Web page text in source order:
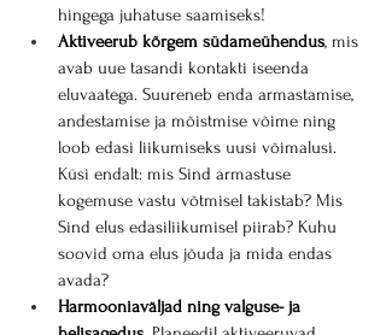
hingega juhatuse saamiseks!
Aktiveerub kõrgem südameühendus, mis
avab uue tasandi kontakti iseenda
eluvaatega. Suureneb enda armastamise,
andestamise ja mõistmise võime ning
loob edasi liikumiseks uusi võimalusi.
Küsi endalt: mis Sind armastuse
kogemuse vastu võtmisel takistab? Mis
Sind elus edasiliikumisel piirab? Kuhu
soovid oma elus jõuda ja mida endas
avada?
Harmooniaväljad ning valguse- ja